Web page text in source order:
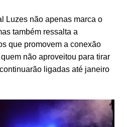
Luzes não apenas marca o
também ressalta a
que promovem a conexão
não aproveitou para tirar
ligadas até janeiro